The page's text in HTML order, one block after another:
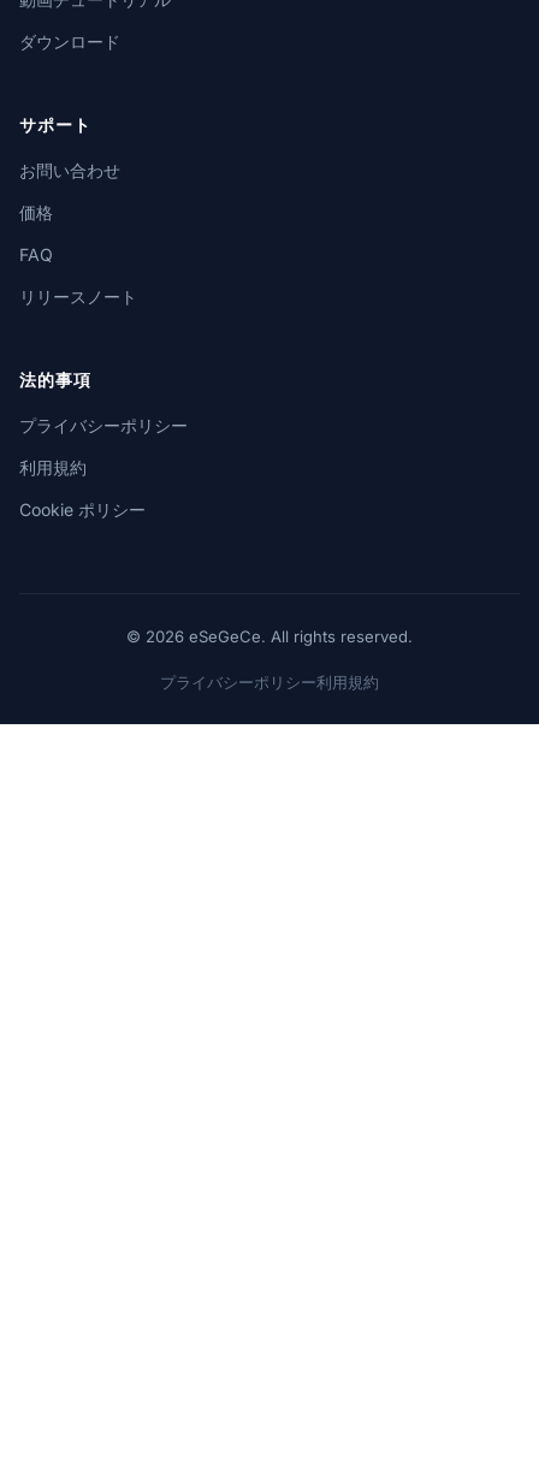
ダウンロード
サポート
お問い合わせ
価格
FAQ
リリースノート
法的事項
プライバシーポリシー
利用規約
Cookie ポリシー
© 2026 eSeGeCe. All rights reserved.
プライバシーポリシー利用規約